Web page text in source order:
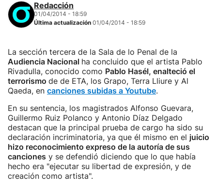
Redacción
01/04/2014 - 18:59
Última actualización 01/04/2014 - 18:59
La sección tercera de la Sala de lo Penal de la
Audiencia Nacional ha concluido que el artista Pablo
Rivadulla, conocido como Pablo Hasél, enalteció el
terrorismo de de ETA, los Grapo, Terra Lliure y Al
Qaeda, en canciones subidas a Youtube.
En su sentencia, los magistrados Alfonso Guevara,
Guillermo Ruiz Polanco y Antonio Díaz Delgado
destacan que la principal prueba de cargo ha sido su
declaración incriminatoria, ya que él mismo en el juicio
hizo reconocimiento expreso de la autoría de sus
canciones y se defendió diciendo que lo que había
hecho era "ejecutar su libertad de expresión, y de
creación como artista".